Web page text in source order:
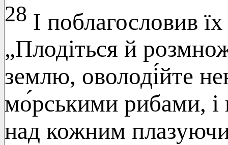
28 І поблагословив
„Плодіться й
землю, оволоді́йте
мо́рськими рибами, і
над кожним